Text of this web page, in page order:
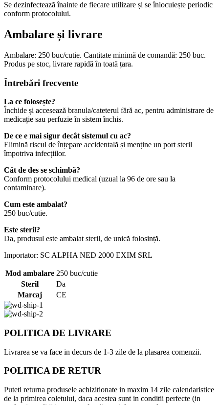
Se dezinfectează înainte de fiecare utilizare și se înlocuiește periodic
conform protocolului.
Ambalare și livrare
Ambalare: 250 buc/cutie. Cantitate minimă de comandă: 250 buc.
Produs pe stoc, livrare rapidă în toată țara.
Întrebări frecvente
La ce folosește?
Închide și accesează branula/cateterul fără ac, pentru administrare de
medicație sau perfuzie în sistem închis.
De ce e mai sigur decât sistemul cu ac?
Elimină riscul de înțepare accidentală și menține un port steril
împotriva infecțiilor.
Cât de des se schimbă?
Conform protocolului medical (uzual la 96 de ore sau la
contaminare).
Cum este ambalat?
250 buc/cutie.
Este steril?
Da, produsul este ambalat steril, de unică folosință.
Importator: SC ALPHA NED 2000 EXIM SRL
Mod ambalare 250 buc/cutie
Steril
Da
Marcaj
CE
POLITICA DE LIVRARE
Livrarea se va face in decurs de 1-3 zile de la plasarea comenzii.
POLITICA DE RETUR
Puteti returna produsele achizitionate in maxim 14 zile calendaristice
de la primirea coletului, daca acestea sunt in conditii perfecte (in